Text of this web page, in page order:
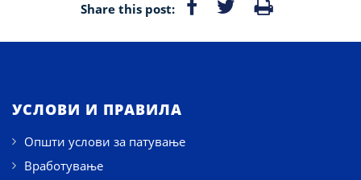
Share this post:
УСЛОВИ И ПРАВИЛА
Општи услови за патување
Вработување